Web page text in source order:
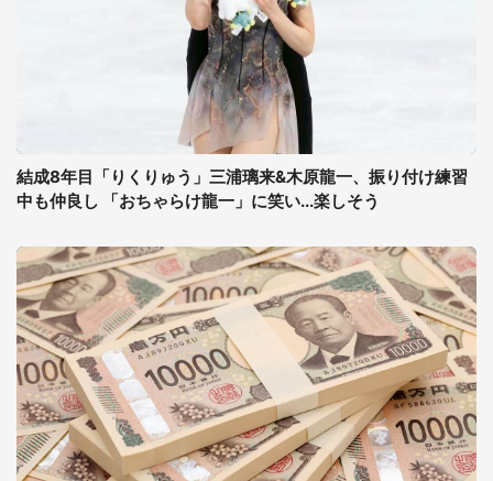
結成8年目「りくりゅう」三浦璃来&木原龍一、振り付け練習
中も仲良し 「おちゃらけ龍一」に笑い...楽しそう